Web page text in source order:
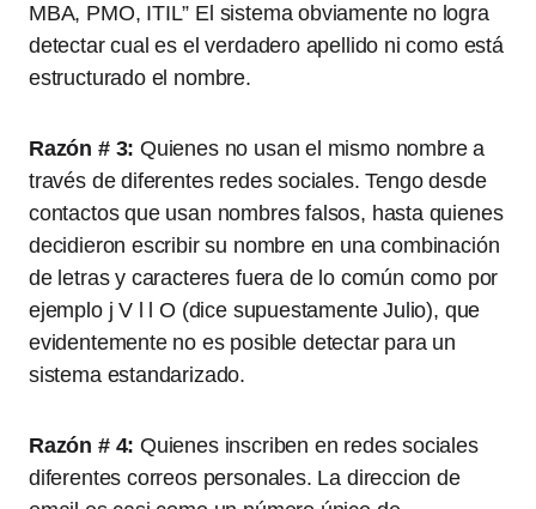
MBA, PMO, ITIL” El sistema obviamente no logra
detectar cual es el verdadero apellido ni como está
estructurado el nombre.
Razón # 3: Quienes no usan el mismo nombre a
través de diferentes redes sociales. Tengo desde
contactos que usan nombres falsos, hasta quienes
decidieron escribir su nombre en una combinación
de letras y caracteres fuera de lo común como por
ejemplo j V l l O (dice supuestamente Julio), que
evidentemente no es posible detectar para un
sistema estandarizado.
Razón # 4: Quienes inscriben en redes sociales
diferentes correos personales. La direccion de